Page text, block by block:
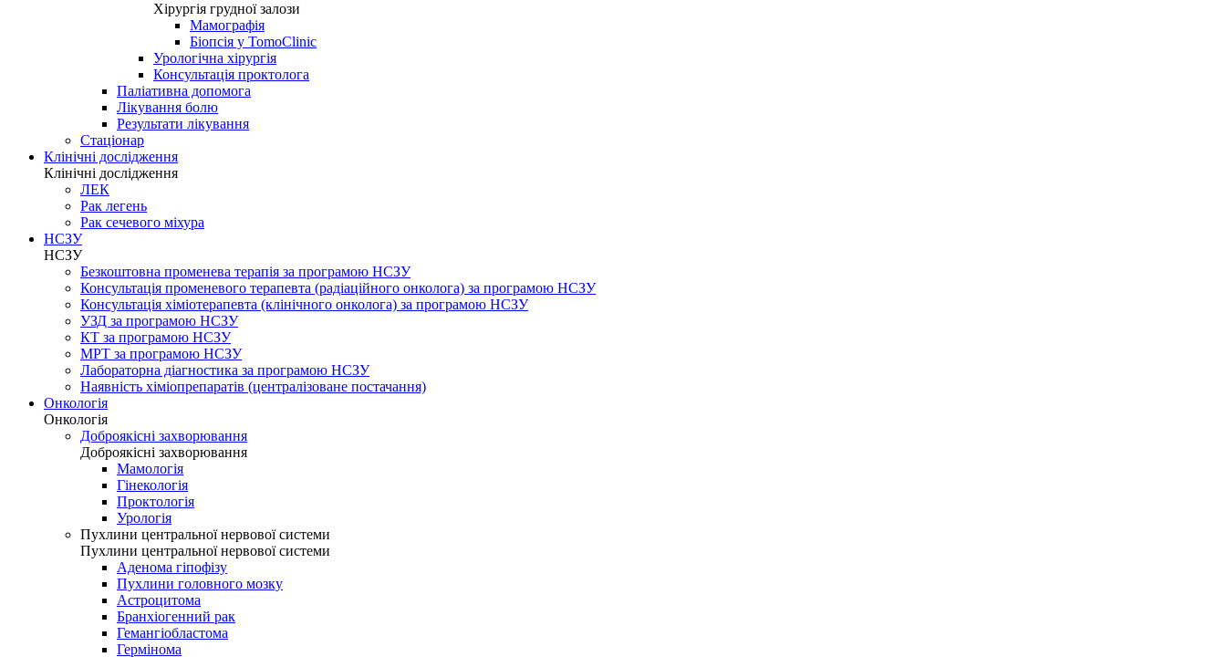
Хірургія грудної залози
Мамографія
Біопсія у TomoClinic
Урологічна хірургія
Консультація проктолога
Паліативна допомога
Лікування болю
Результати лікування
Стаціонар
Клінічні дослідження
Клінічні дослідження
ЛЕК
Рак легень
Рак сечевого міхура
НСЗУ
НСЗУ
Безкоштовна променева терапія за програмою НСЗУ
Консультація променевого терапевта (радіаційного онколога) за програмою НСЗУ
Консультація хіміотерапевта (клінічного онколога) за програмою НСЗУ
УЗД за програмою НСЗУ
КТ за програмою НСЗУ
МРТ за програмою НСЗУ
Лабораторна діагностика за програмою НСЗУ
Наявність хіміопрепаратів (централізоване постачання)
Онкологія
Онкологія
Доброякісні захворювання
Доброякісні захворювання
Мамологія
Гінекологія
Проктологія
Урологія
Пухлини центральної нервової системи
Пухлини центральної нервової системи
Аденома гіпофізу
Пухлини головного мозку
Астроцитома
Бранхіогенний рак
Гемангіобластома
Гермінома